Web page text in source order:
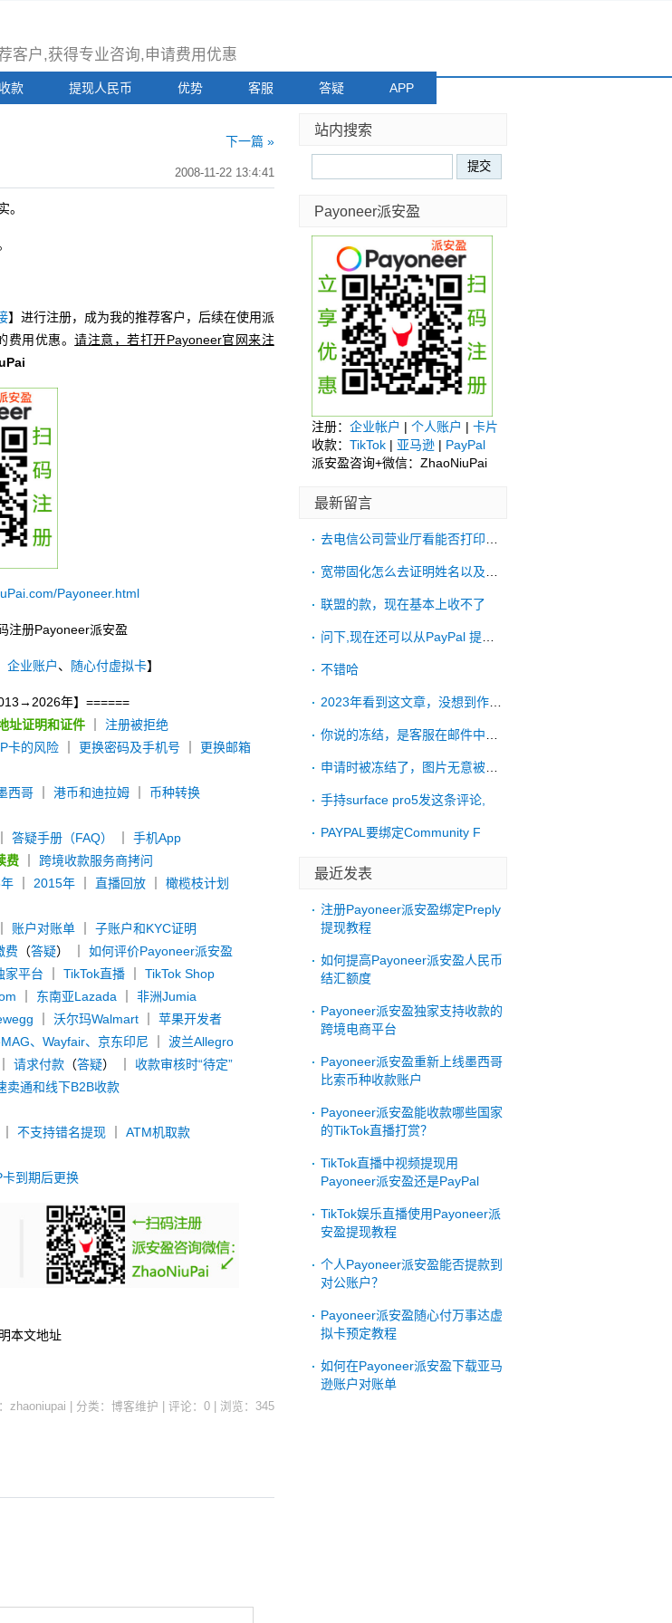
客户,获得专业咨询,申请费用优惠
款 提现人民币 优势 客服 答疑 APP
下一篇 »
2008-11-22 13:4:41
。
】进行注册，成为我的推荐客户，后续在使用派
费用优惠。请注意，若打开Payoneer官网来注
Payoneer.html
注册Payoneer派安盈
企业账户、 随心付虚拟卡】
年】======
址证明和证件
注册被拒绝
卡的风险 更换密码及手机号 更换邮箱
西哥 ｜港币和迪拉姆 币种转换
｜答疑手册（FAQ） ｜手机App
费
跨境收款服务商拷问
2015年 直播回放 ｜橄榄枝计划
账户对账单 ｜子账户和KYC证明
费 （答疑） ｜如何评价Payoneer派安盈
家平台 ｜TikTok直播 ｜TikTok Shop
东南亚Lazada ｜非洲Jumia
｜沃尔玛Walmart ｜苹果开发者
、Wayfair、京东印尼 ｜波兰Allegro
｜请求付款 （答疑） ｜ 收款审核时“待定”
卖通和线下B2B收款
｜不支持错名提现 ｜ATM机取款
卡到期后更换
本文地址
zhaoniupai | 分类：博客维护 | 评论：0 | 浏览： 345
站内搜索
Payoneer派安盈
注册： 企业帐户 | 个人账户 | 卡片
收款： TikTok | 亚马逊 | PayPal
派安盈咨询+微信：ZhaoNiuPai
最新留言
联盟的款，现在基本上收不了
不错哈
手持surface pro5发这条评论,
PAYPAL要绑定Community F
最近发表
注册Payoneer派安盈绑定Preply
提现教程
如何提高Payoneer派安盈人民币
结汇额度
Payoneer派安盈独家支持收款的
跨境电商平台
Payoneer派安盈重新上线墨西哥
比索币种收款账户
Payoneer派安盈能收款哪些国家
的TikTok直播打赏？
TikTok直播中视频提现用
Payoneer派安盈还是PayPal
TikTok娱乐直播使用Payoneer派
安盈提现教程
个人Payoneer派安盈能否提款到
对公账户？
Payoneer派安盈随心付万事达虚
拟卡预定教程
如何在Payoneer派安盈下载亚马
逊账户对账单